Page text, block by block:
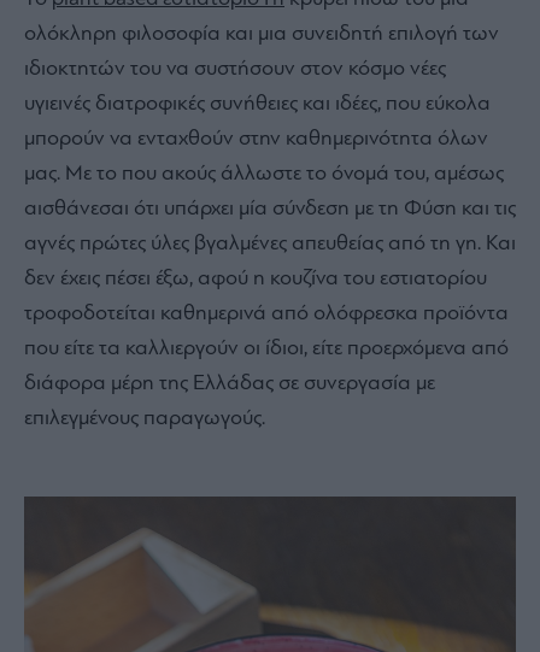
ολόκληρη φιλοσοφία και μια συνειδητή επιλογή των
ιδιοκτητών του να συστήσουν στον κόσμο νέες
υγιεινές διατροφικές συνήθειες και ιδέες, που εύκολα
μπορούν να ενταχθούν στην καθημερινότητα όλων
μας. Με το που ακούς άλλωστε το όνομά του, αμέσως
αισθάνεσαι ότι υπάρχει μία σύνδεση με τη Φύση και τις
αγνές πρώτες ύλες βγαλμένες απευθείας από τη γη. Και
δεν έχεις πέσει έξω, αφού η κουζίνα του εστιατορίου
τροφοδοτείται καθημερινά από ολόφρεσκα προϊόντα
που είτε τα καλλιεργούν οι ίδιοι, είτε προερχόμενα από
διάφορα μέρη της Ελλάδας σε συνεργασία με
επιλεγμένους παραγωγούς.